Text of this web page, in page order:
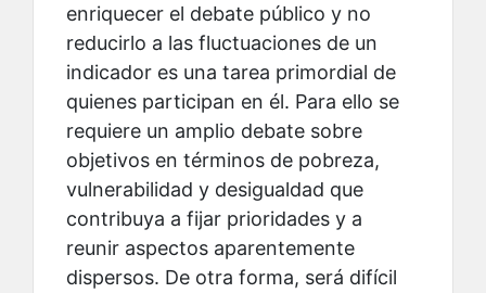
enriquecer el debate público y no
reducirlo a las fluctuaciones de un
indicador es una tarea primordial de
quienes participan en él. Para ello se
requiere un amplio debate sobre
objetivos en términos de pobreza,
vulnerabilidad y desigualdad que
contribuya a fijar prioridades y a
reunir aspectos aparentemente
dispersos. De otra forma, será difícil